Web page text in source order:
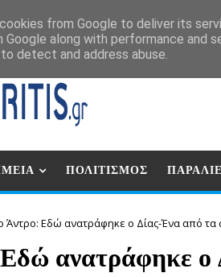
ΠΟΛΙΤΙΣΜΟΣ
Άντρο: Εδώ ανατράφηκε ο Δίας-Ένα από
Εδώ ανατράφηκε
from Google to deliver its
Google along with performance and
detect and address abuse.